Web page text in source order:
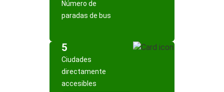
Número de
paradas de bus
5
Ciudades
directamente
accesibles